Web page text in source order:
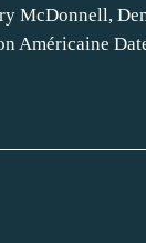
McDonnell,
Américaine